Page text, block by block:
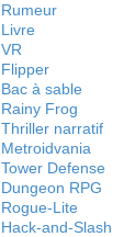
Rumeur
Livre
VR
Flipper
Bac à sable
Rainy Frog
Thriller narratif
Metroidvania
Tower Defense
Dungeon RPG
Rogue-Lite
Hack-and-Slash